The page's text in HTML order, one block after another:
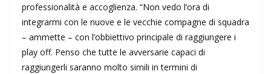
professionalità e accoglienza. “Non vedo l’ora di
integrarmi con le nuove e le vecchie compagne di squadra
– ammette – con l’obbiettivo principale di raggiungere i
play off. Penso che tutte le avversarie capaci di
raggiungerli saranno molto simili in termini di